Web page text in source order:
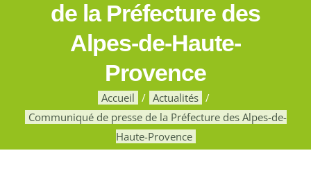
de la Préfecture des
Alpes-de-Haute-
Provence
Accueil
Actualités
Communiqué de presse de la Préfecture des Alpes-de-
Haute-Provence